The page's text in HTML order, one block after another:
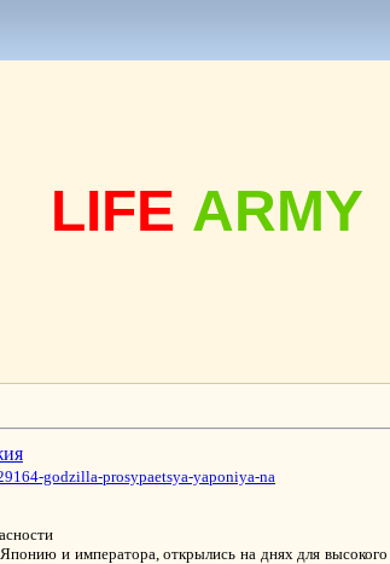
LIFE ARMY
godzilla-prosypaetsya-yaponiya-na
и императора, открылись на днях для